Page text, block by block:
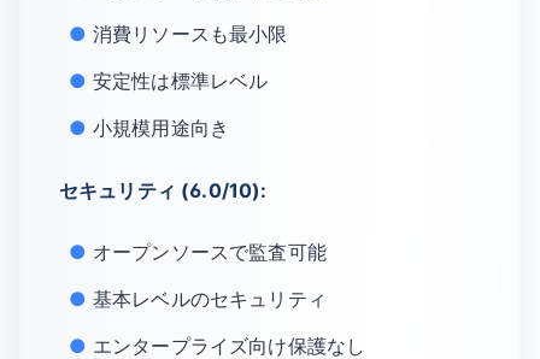
消費リソースも最小限
安定性は標準レベル
小規模用途向き
セキュリティ (6.0/10):
オープンソースで監査可能
基本レベルのセキュリティ
エンタープライズ向け保護なし